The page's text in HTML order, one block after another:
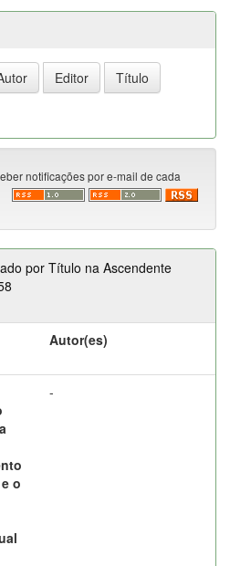
notificações por e-mail de cada
por Título na Ascendente
Autor(es)
o
-